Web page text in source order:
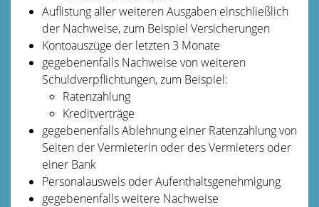
Auflistung aller weiteren Ausgaben einschließlich
der Nachweise, zum Beispiel Versicherungen
Kontoauszüge der letzten 3 Monate
gegebenenfalls Nachweise von weiteren
Schuldverpflichtungen, zum Beispiel:
Ratenzahlung
Kreditverträge
gegebenenfalls Ablehnung einer Ratenzahlung von
Seiten der Vermieterin oder des Vermieters oder
einer Bank
Personalausweis oder Aufenthaltsgenehmigung
gegebenenfalls weitere Nachweise